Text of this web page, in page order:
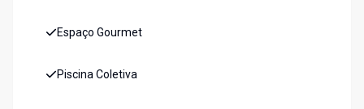
Espaço Gourmet
Piscina Coletiva